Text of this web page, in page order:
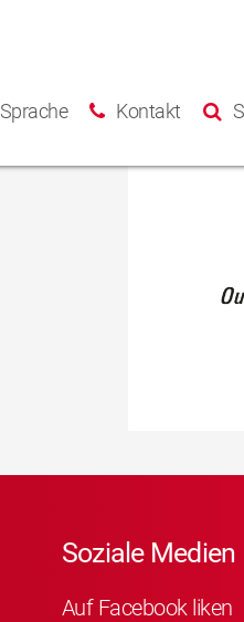
Sprache Kontakt
Soziale Medien
Auf Facebook liken